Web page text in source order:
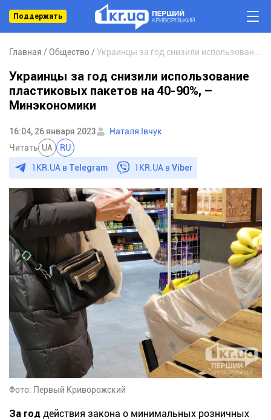
Поддержать
Главная Общество
Украинцы за год снизили использование
пластиковых пакетов на 40-90%, –
Минэкономики
16:04, 26 января 2023
Наталя Івчук
Читать UA RU
1KR.UA в Telegram 1KR.UA вViber
Фото: Первый Криворожский
За год действия закона о минимальных розничных